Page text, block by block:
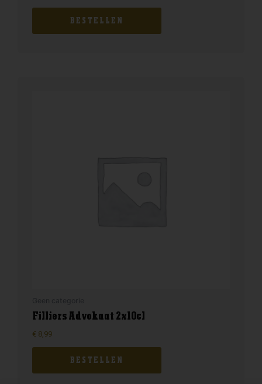
BESTELLEN
Filliers Advokaat 2x10cl
€ 8,99
BESTELLEN